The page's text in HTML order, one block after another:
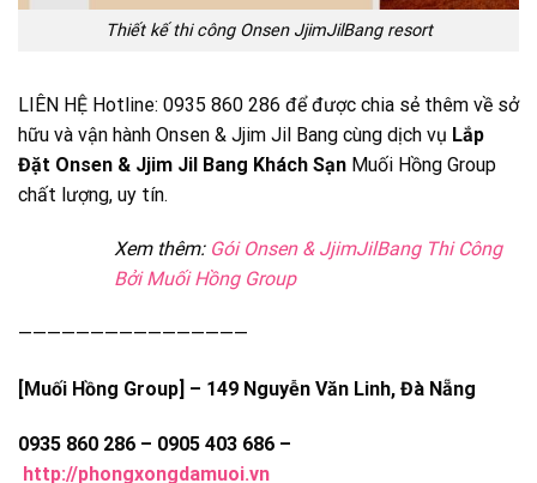
Thiết kế thi công Onsen JjimJilBang resort
LIÊN HỆ Hotline: 0935 860 286 để được chia sẻ thêm về sở
hữu và vận hành Onsen & Jjim Jil Bang cùng dịch vụ Lắp
Đặt Onsen & Jjim Jil Bang Khách Sạn Muối Hồng Group
chất lượng, uy tín.
Xem thêm: Gói Onsen & JjimJilBang Thi Công
Bởi Muối Hồng Group
————————————————
[Muối Hồng Group] – 149 Nguyễn Văn Linh, Đà Nẵng
0935 860 286 – 0905 403 686 –
http://phongxongdamuoi.vn